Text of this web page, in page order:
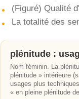
(Figuré) Qualité
La totalité des
plénitude :
Nom féminin. La
plénitude » intérieure
usages plus
« en pleine plénitude